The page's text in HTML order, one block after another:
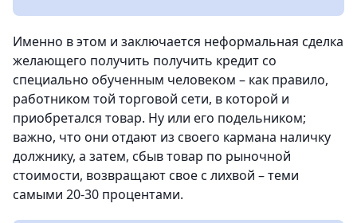
Именно в этом и заключается неформальная сделка
желающего получить получить кредит со
специально обученным человеком – как правило,
работником той торговой сети, в которой и
приобретался товар. Ну или его подельником;
важно, что они отдают из своего кармана наличку
должнику, а затем, сбыв товар по рыночной
стоимости, возвращают свое с лихвой – теми
самыми 20-30 процентами.